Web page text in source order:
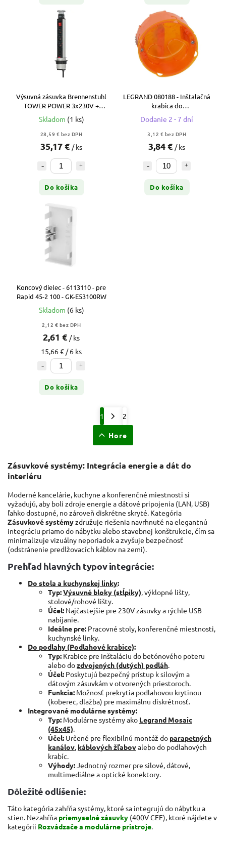
Výsuvná zásuvka Brennenstuhl
TOWER POWER 3x230V +
2xUSB, 2m, Alu (1396200013)
Skladom (1 ks)
28,59 € bez DPH
35,17 € / ks
Do košíka
LEGRAND 080188 - Inštalačná
krabica do
muriva/sadrokartónu
Dodanie 2 - 7 dní
3,12 € bez DPH
3,84 € / ks
Do košíka
Koncový dielec - 6113110 - pre
Rapid 45-2 100 - GK-E53100RW
Skladom (6 ks)
2,12 € bez DPH
2,61 € / ks
15,66 € / 6 ks
Do košíka
1 2
Hore
Zásuvkové systémy: Integrácia energie a dát do
interiéru
Moderné kancelárie, kuchyne a konferenčné miestnosti si
vyžadujú, aby boli zdroje energie a dátové pripojenia (LAN, USB)
ľahko dostupné, no zároveň diskrétne skryté. Kategória
Zásuvkové systémyzdružuje riešenia navrhnuté na elegantnú
integráciu priamo do nábytku alebo stavebnej konštrukcie, čím sa
minimalizuje vizuálny neporiadok a zvyšuje bezpečnosť
(odstránenie predlžovacích káblov na zemi).
Prehľad hlavných typov integrácie:
Do stola a kuchynskej linky:
Typ:Výsuvné bloky (stĺpiky), výklopné lišty,
stolové/rohové lišty.
Účel: Najčastejšie pre 230V zásuvky a rýchle USB
nabíjanie.
Ideálne pre: Pracovné stoly, konferenčné miestnosti,
kuchynské linky.
Do podlahy (Podlahové krabice):
Typ: Krabice pre inštaláciu do betónového poteru
alebo dozdvojených (dutých) podláh.
Účel: Poskytujú bezpečný prístup k silovým a
dátovým zásuvkám v otvorených priestoroch.
Funkcia: Možnosť prekrytia podlahovou krytinou
(koberec, dlažba) pre maximálnu diskrétnosť.
Integrované modulárne systémy:
Typ: Modulárne systémy ako Legrand Mosaic
(45x45).
Účel: Určené pre flexibilnú montáž do parapetných
kanálov, káblových žľabovalebo do podlahových
krabíc.
Výhody:Jednotný rozmer pre silové, dátové,
multimediálne a optické konektory.
Dôležité odlíšenie:
Táto kategória zahŕňa systémy, ktoré sa integrujú do nábytku a
stien. Nezahŕňa priemyselné zásuvky (400V CEE), ktoré nájdete v
kategórii Rozvádzače a modulárne prístroje.